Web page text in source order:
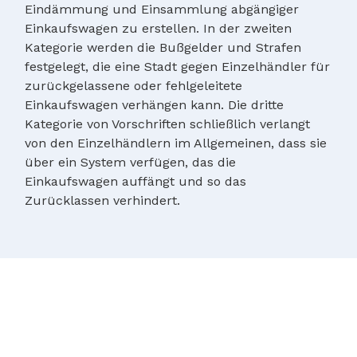
Eindämmung und Einsammlung abgängiger
Einkaufswagen zu erstellen. In der zweiten
Kategorie werden die Bußgelder und Strafen
festgelegt, die eine Stadt gegen Einzelhändler für
zurückgelassene oder fehlgeleitete
Einkaufswagen verhängen kann. Die dritte
Kategorie von Vorschriften schließlich verlangt
von den Einzelhändlern im Allgemeinen, dass sie
über ein System verfügen, das die
Einkaufswagen auffängt und so das
Zurücklassen verhindert.